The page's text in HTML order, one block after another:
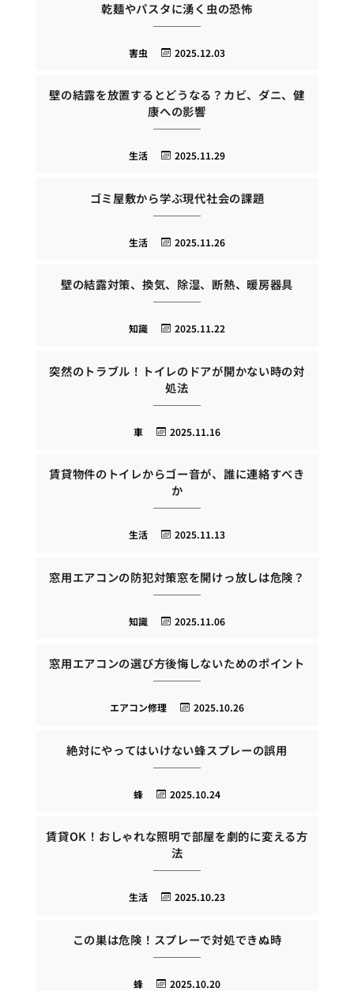
乾麺やパスタに湧く虫の恐怖
2025.12.03
害虫
壁の結露を放置するとどうなる？カビ、ダニ、健
康への影響
2025.11.29
生活
ゴミ屋敷から学ぶ現代社会の課題
2025.11.26
生活
壁の結露対策、換気、除湿、断熱、暖房器具
2025.11.22
知識
突然のトラブル！トイレのドアが開かない時の対
処法
2025.11.16
車
賃貸物件のトイレからゴー音が、誰に連絡すべき
か
2025.11.13
生活
窓用エアコンの防犯対策窓を開けっ放しは危険？
2025.11.06
知識
窓用エアコンの選び方後悔しないためのポイント
2025.10.26
エアコン修理
絶対にやってはいけない蜂スプレーの誤用
2025.10.24
蜂
賃貸OK！おしゃれな照明で部屋を劇的に変える方
法
2025.10.23
生活
この巣は危険！スプレーで対処できぬ時
2025.10.20
蜂